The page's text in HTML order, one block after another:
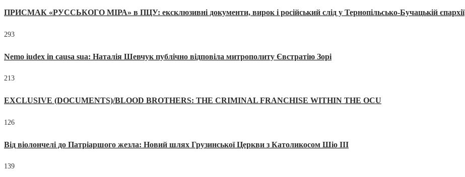
ПРИСМАК «РУССЬКОГО МІРА» в ПЦУ: ексклюзивні документи, вирок і російський слід у Тернопільсько-Бучацькій єпархії
293
Nemo iudex in causa sua: Наталія Шевчук публічно відповіла митрополиту Євстратію Зорі
213
EXCLUSIVE (DOCUMENTS)/BLOOD BROTHERS: THE CRIMINAL FRANCHISE WITHIN THE OCU
126
Від віолончелі до Патріаршого жезла: Новий шлях Грузинської Церкви з Католикосом Шіо III
139